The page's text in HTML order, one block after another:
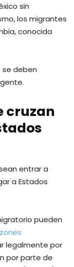
sin
los migrantes
conocida
deben
cruzan
entrar a
a Estados
pueden
legalmente por
por parte de